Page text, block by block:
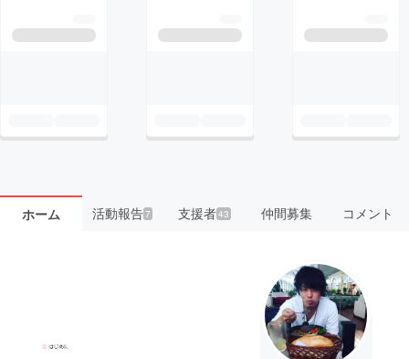
ホーム 活動報告7 支援者43 仲間募集 コメント